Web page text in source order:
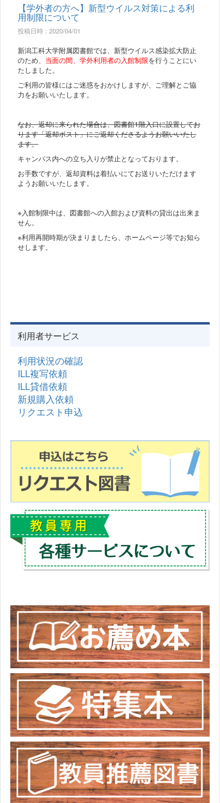
【学外者の方へ】新型ウイルス対策による利
用制限について
投稿日時 : 2020/04/01
新潟工科大学附属図書館では、新型ウイルス感染拡大防止
のため、 当面の間、学外利用者の入館制限を行うことにい
たしました。
ご利用の皆様にはご迷惑をおかけしますが、ご理解とご協
力をお願いいたします。
なお、返却に来られた場合は、図書館1階入口に設置してお
ります「返却ポスト」にご返却くださるようお願いいたし
ます。
キャンパス内への立ち入りが禁止となっております。
お手数ですが、返却資料は着払いにてお送りいただけます
ようお願いいたします。
※入館制限中は、図書館への入館および資料の貸出は出来ま
せん。
※利用再開時期が決まりましたら、ホームページ等でお知ら
せします。
利用者サービス
利用状況の確認
ILL複写依頼
ILL貸借依頼
新規購入依頼
リクエスト申込